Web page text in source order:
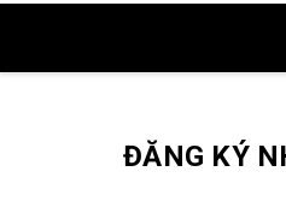
ĐĂNG KÝ